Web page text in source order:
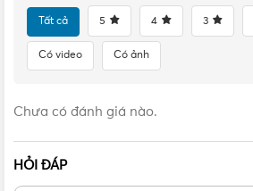
Tất cả 5 4 3
Có video Có ảnh
Chưa có đánh giá nào.
HỎI ĐÁP